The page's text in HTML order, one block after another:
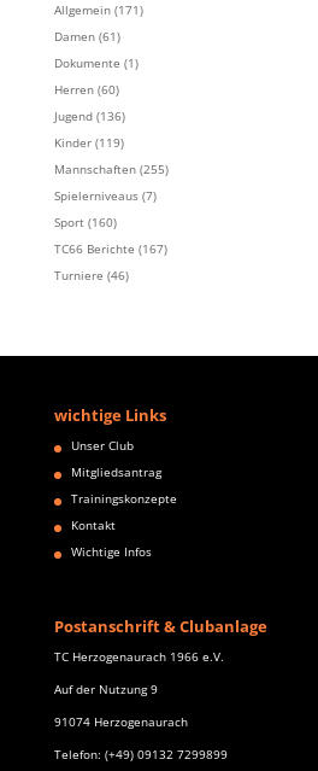
Allgemein(171)
Damen(61)
Dokumente (1)
Herren(60)
Jugend(136)
Kinder(119)
Mannschaften(255)
Spielerniveaus(7)
Sport(160)
TC66 Berichte (167)
Turniere (46)
wichtige Links
Unser Club
Mitgliedsantrag
Trainingskonzepte
Kontakt
Wichtige Infos
Postanschrift & Clubanlage
TC Herzogenaurach 1966 e.V.
Auf der Nutzung 9
91074 Herzogenaurach
Telefon: (+49) 09132 7299899